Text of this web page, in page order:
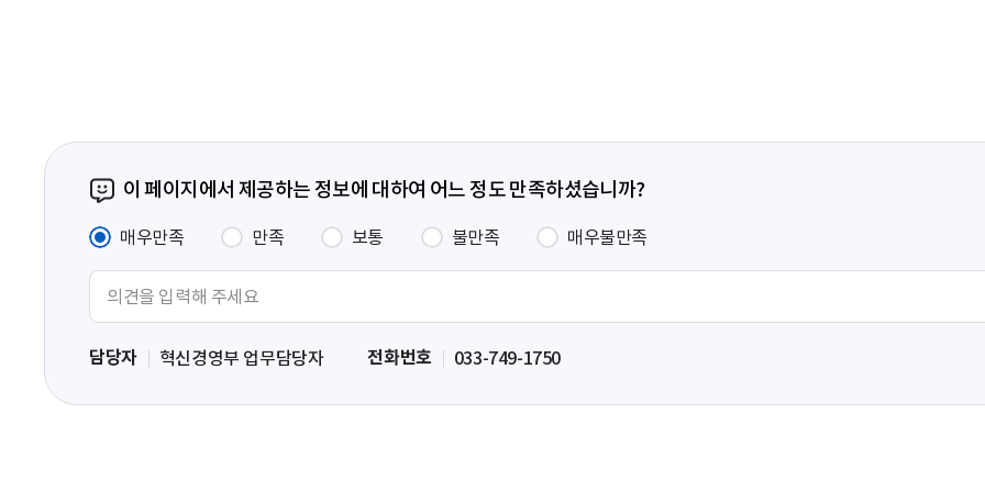
이 페이지에서 제공하는 정보에 대하여 어느 정도 만족하셨습니까?
매우만족 만족 보통 불만족 매우불만족
력
담당자 혁신경영부 업무담당자 전화번호 033-749-1750